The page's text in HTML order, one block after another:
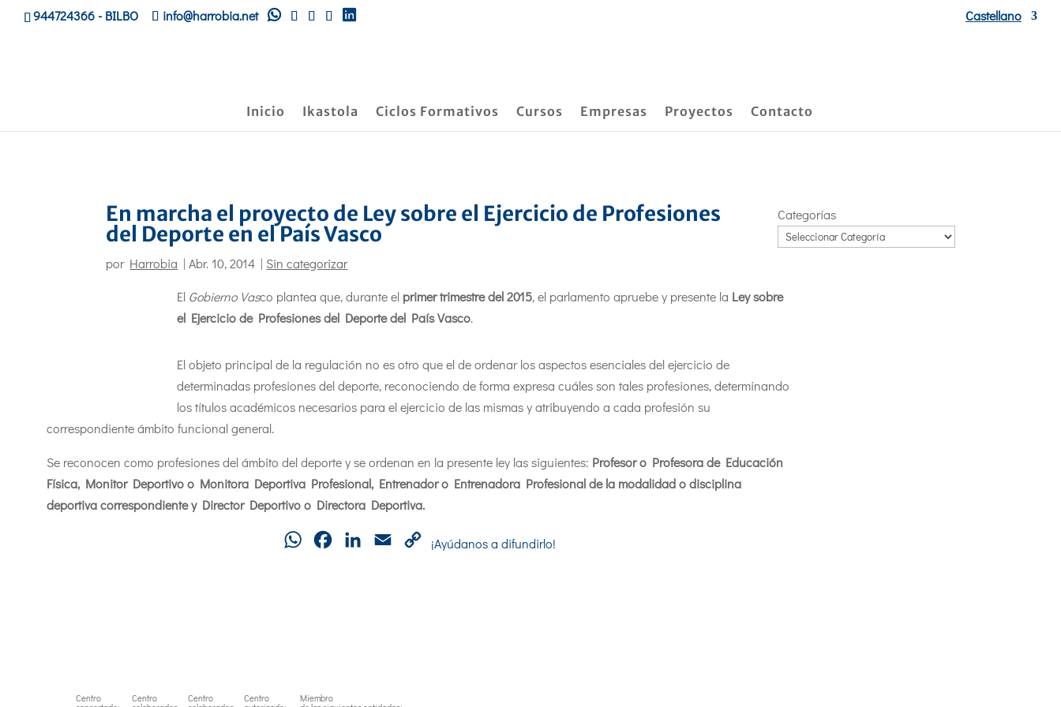
944724366- BILBO info@harrobia.net Castellano
Inicio Ikastola Ciclos Formativos Cursos Empresas Proyectos Contacto
En marcha el proyecto de Ley sobre el Ejercicio de Profesiones
del Deporte en el País Vasco
por Harrobia |Abr. 10, 2014 | Sin categorizar
El Gobierno Vasco plantea que, durante el primer trimestre del 2015, el parlamento apruebe y presente la Ley sobre
el Ejercicio de Profesiones del Deporte del País Vasco.
El objeto principal de la regulación no es otro que el de ordenar los aspectos esenciales del ejercicio de
determinadas profesiones del deporte, reconociendo de forma expresa cuáles son tales profesiones, determinando
los títulos académicos necesarios para el ejercicio de las mismas y atribuyendo a cada profesión su
correspondiente ámbito funcional general.
Se reconocen como profesiones del ámbito del deporte y se ordenan en la presente ley las siguientes: Profesor o Profesora de Educación
Física, Monitor Deportivo o Monitora Deportiva Profesional, Entrenador o Entrenadora Profesional de la modalidad o disciplina
deportiva correspondiente y Director Deportivo o Directora Deportiva.
WhatsAppFacebookLinkedInEmail
Copy
¡Ayúdanos a difundirlo!
Categorías
Centro
Centro
Centro
Centro
Miembro